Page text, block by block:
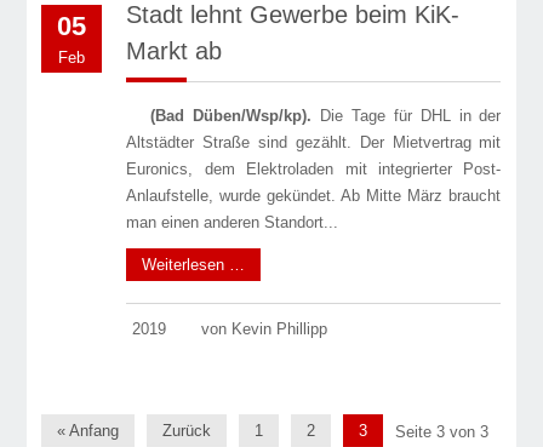
05
Feb
Stadt lehnt Gewerbe beim KiK-
Markt ab
(Bad Düben/Wsp/kp). Die Tage für DHL in der
Altstädter Straße sind gezählt. Der Mietvertrag mit
Euronics, dem Elektroladen mit integrierter Post-
Anlaufstelle, wurde gekündet. Ab Mitte März braucht
man einen anderen Standort...
Weiterlesen …
2019 von Kevin Phillipp
Seite 3 von 3
« Anfang Zurück 1 2 3